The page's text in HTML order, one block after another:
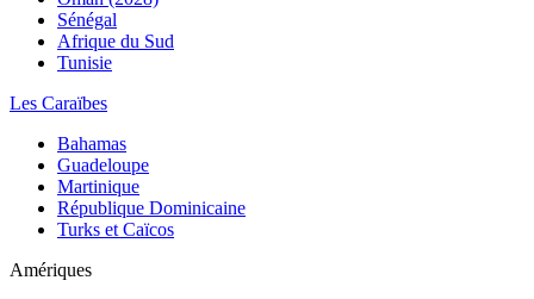
Sénégal
Afrique du Sud
Tunisie
Les Caraïbes
Bahamas
Guadeloupe
Martinique
République Dominicaine
Turks et Caïcos
Amériques